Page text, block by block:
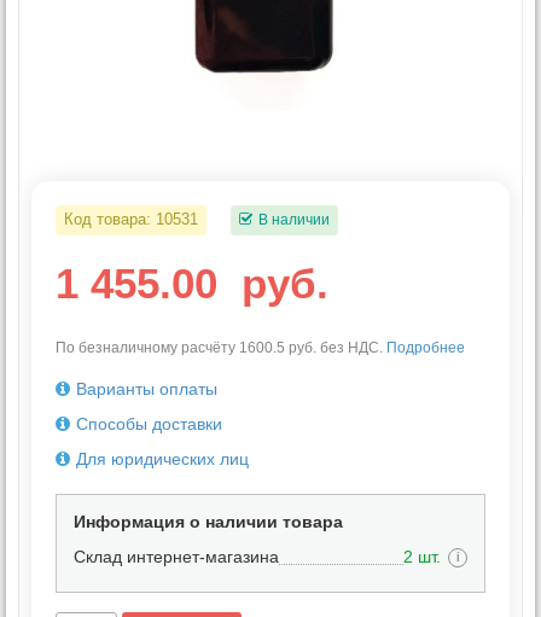
Код товара: 10531 В наличии
1 455.00 руб.
По безналичному расчёту 1600.5 руб. без НДС. Подробнее
Варианты оплаты
Способы доставки
Для юридических лиц
Информация о наличии товара
Склад интернет-магазина
2 шт. i